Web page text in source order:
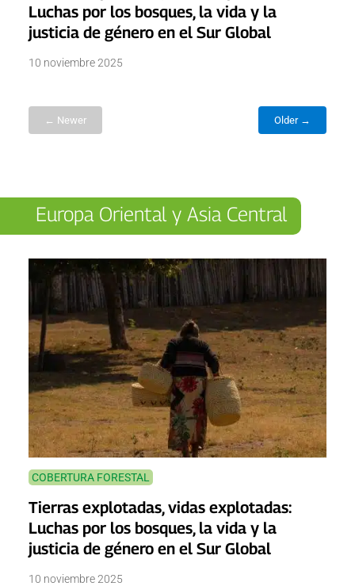
Luchas por los bosques, la vida y la
justicia de género en el Sur Global
10 noviembre 2025
← Newer Older →
Europa Oriental y Asia Central
COBERTURA FORESTAL
Tierras explotadas, vidas explotadas:
Luchas por los bosques, la vida y la
justicia de género en el Sur Global
10 noviembre 2025